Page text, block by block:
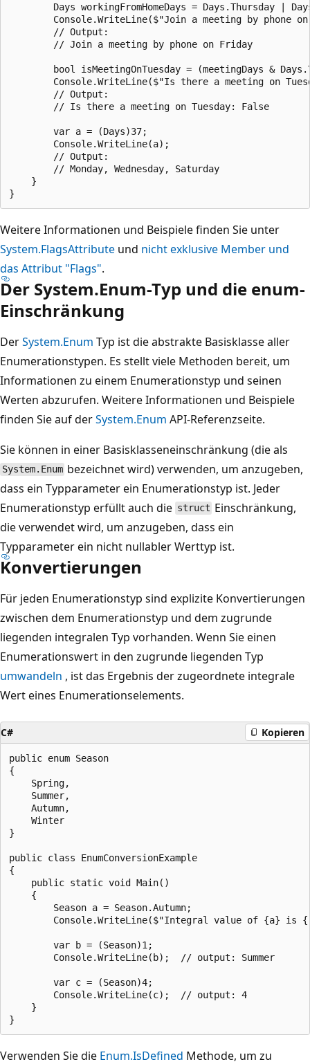
Days workingFromHomeDays = Days.Thursday |
Console.WriteLine($"Join a meeting by phone
        // Output:
        // Join a meeting by phone on Friday
bool isMeetingOnTuesday = (meetingDays &
Console.WriteLine($"Is there a meeting on
        // Output:
        // Is there a meeting on Tuesday: False
        var a = (Days)37;
        Console.WriteLine(a);
        // Output:
        // Monday, Wednesday, Saturday
    }
Weitere Informationen und Beispiele finden Sie unter
System.FlagsAttribute und nicht exklusive Member und
das Attribut "Flags".
Der System.Enum-Typ und die enum-
Einschränkung
DerSystem.Enum Typ ist die abstrakte Basisklasse aller
Enumerationstypen. Es stellt viele Methoden bereit, um
Informationen zu einem Enumerationstyp und seinen
Werten abzurufen. Weitere Informationen und Beispiele
finden Sie auf derSystem.Enum API-Referenzseite.
Sie können in einer Basisklasseneinschränkung (die als
System.Enum bezeichnet wird) verwenden, um anzugeben,
dass ein Typparameter ein Enumerationstyp ist. Jeder
Enumerationstyp erfüllt auch die struct Einschränkung,
die verwendet wird, um anzugeben, dass ein
Typparameter ein nicht nullabler Werttyp ist.
Konvertierungen
Für jeden Enumerationstyp sind explizite Konvertierungen
zwischen dem Enumerationstyp und dem zugrunde
liegenden integralen Typ vorhanden. Wenn Sie einen
Enumerationswert in den zugrunde liegenden Typ
umwandeln , ist das Ergebnis der zugeordnete integrale
Wert eines Enumerationselements.
C# Kopieren
public enum Season
{
    Spring,
    Summer,
    Autumn,
    Winter
}
public class EnumConversionExample
{
    public static void Main()
    {
        Season a = Season.Autumn;
Console.WriteLine($"Integral value of {a} is
        var b = (Season)1;
        Console.WriteLine(b);  // output: Summer
        var c = (Season)4;
        Console.WriteLine(c);  // output: 4
    }
Verwenden Sie die Enum.IsDefined Methode, um zu